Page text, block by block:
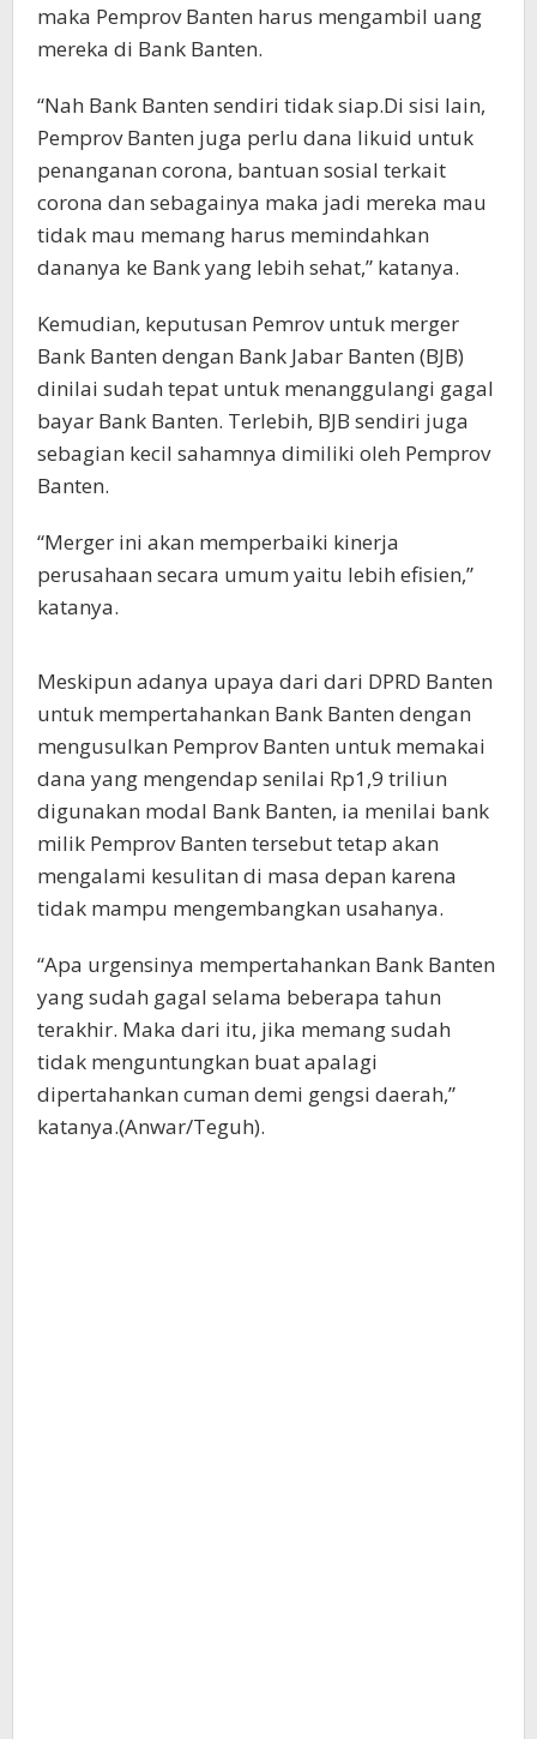
maka Pemprov Banten harus mengambil uang
mereka di Bank Banten.
“Nah Bank Banten sendiri tidak siap.Di sisi lain,
Pemprov Banten juga perlu dana likuid untuk
penanganan corona, bantuan sosial terkait
corona dan sebagainya maka jadi mereka mau
tidak mau memang harus memindahkan
dananya ke Bank yang lebih sehat,” katanya.
Kemudian, keputusan Pemrov untuk merger
Bank Banten dengan Bank Jabar Banten (BJB)
dinilai sudah tepat untuk menanggulangi gagal
bayar Bank Banten. Terlebih, BJB sendiri juga
sebagian kecil sahamnya dimiliki oleh Pemprov
Banten.
“Merger ini akan memperbaiki kinerja
perusahaan secara umum yaitu lebih efisien,”
katanya.
Meskipun adanya upaya dari dari DPRD Banten
untuk mempertahankan Bank Banten dengan
mengusulkan Pemprov Banten untuk memakai
dana yang mengendap senilai Rp1,9 triliun
digunakan modal Bank Banten, ia menilai bank
milik Pemprov Banten tersebut tetap akan
mengalami kesulitan di masa depan karena
tidak mampu mengembangkan usahanya.
“Apa urgensinya mempertahankan Bank Banten
yang sudah gagal selama beberapa tahun
terakhir. Maka dari itu, jika memang sudah
tidak menguntungkan buat apalagi
dipertahankan cuman demi gengsi daerah,”
katanya.(Anwar/Teguh).